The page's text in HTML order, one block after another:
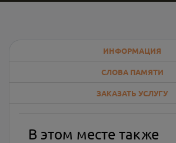
ИНФОРМАЦИЯ
СЛОВА ПАМЯТИ
ЗАКАЗАТЬ УСЛУГУ
В этом месте также